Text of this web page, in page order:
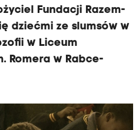
Fundacji Razem-
dziećmi ze slumsów w
w Liceum
Romera w Rabce-